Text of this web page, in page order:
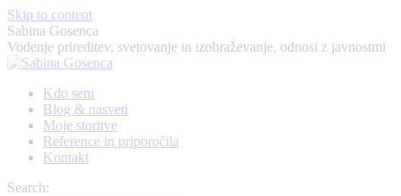
Skip to content
Sabina Gosenca
Vodenje prireditev, svetovanje in izobraževanje, odnosi z javnostmi
Kdo sem
Blog & nasveti
Moje storitve
Reference in priporočila
Kontakt
Search: